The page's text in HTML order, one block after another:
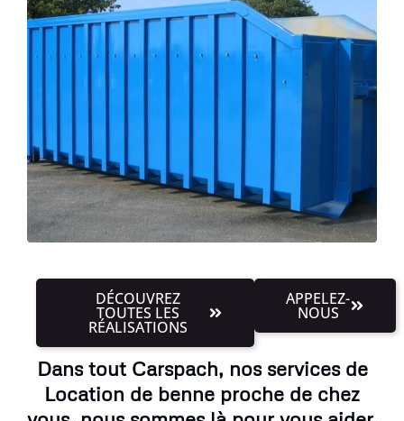
DÉCOUVREZ
TOUTES LES
RÉALISATIONS
APPELEZ-
NOUS
Dans tout Carspach, nos services de
Location de benne proche de chez